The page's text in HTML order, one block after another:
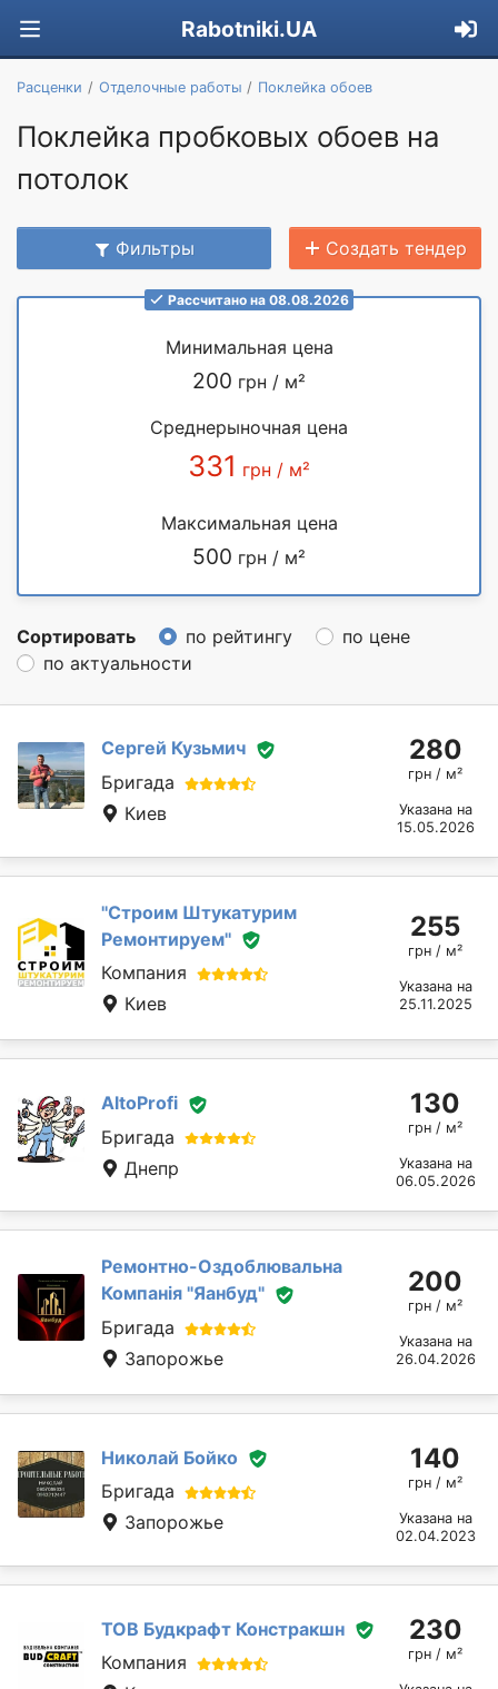
Rabotniki.UA
Расценки Отделочные работы Поклейка обоев
Поклейка пробковых обоев на
потолок
Фильтры Создать тендер
Рассчитано на 08.08.2026
Минимальная цена
200 грн / м²
Среднерыночная цена
331 грн / м²
Максимальная цена
500 грн / м²
Сортировать по рейтингу
по цене
по актуальности
Сергей Кузьмич
Бригада
Киев
280
грн / м²
Указана на
15.05.2026
''Строим Штукатурим
Ремонтируем''
Компания
Киев
255
грн / м²
Указана на
25.11.2025
AltoProfi
Бригада
Днепр
130
грн / м²
Указана на
06.05.2026
Ремонтно-Оздоблювальна
Компанія "Яанбуд"
Бригада
Запорожье
200
грн / м²
Указана на
26.04.2026
Николай Бойко
Бригада
Запорожье
140
грн / м²
Указана на
02.04.2023
ТОВ Будкрафт Констракшн
Компания
230
грн / м²